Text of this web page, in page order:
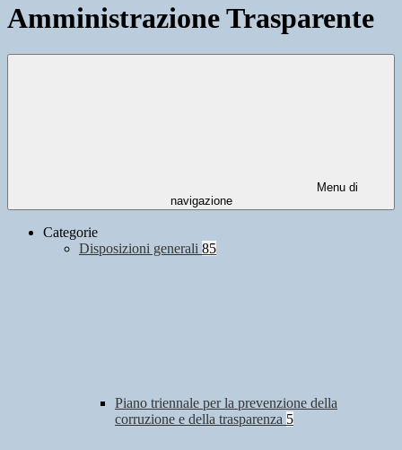
Amministrazione Trasparente
Menu di
navigazione
Categorie
Disposizioni generali 85
Piano triennale per la prevenzione della
corruzione e della trasparenza 5